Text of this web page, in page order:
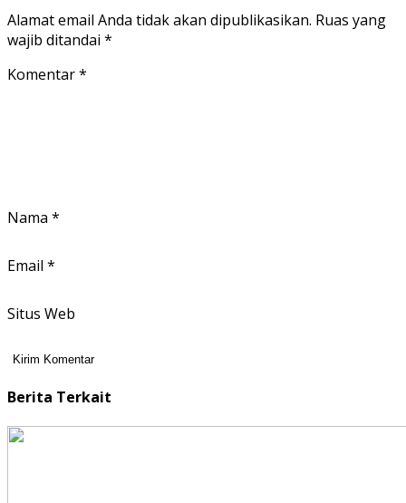
Alamat email Anda tidak akan dipublikasikan. Ruas yang
wajib ditandai *
Komentar*
Nama *
Email *
Situs Web
Berita Terkait